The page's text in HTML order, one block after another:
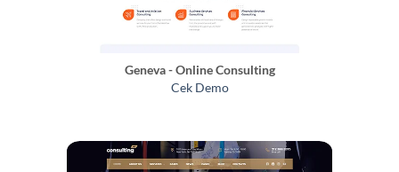
Geneva - Online Consulting
Cek Demo